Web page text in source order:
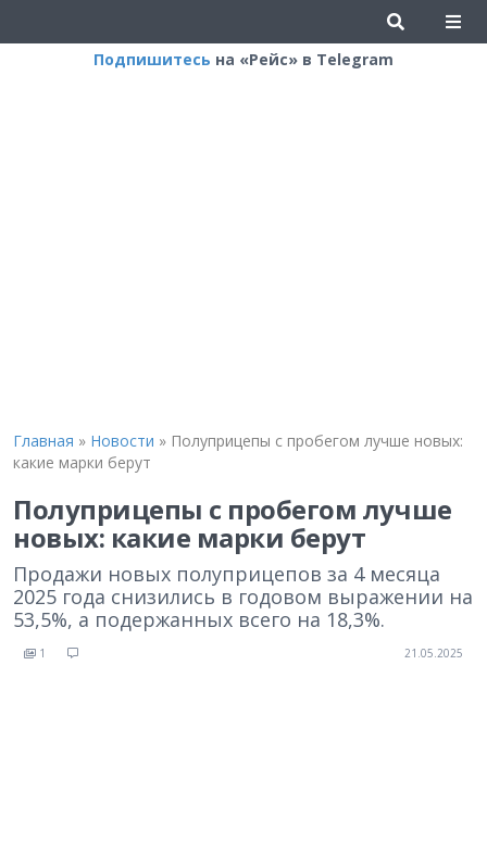
Подпишитесь на «Рейс» в Telegram
Главная » Новости » Полуприцепы с пробегом лучше новых:
какие марки берут
Полуприцепы с пробегом лучше
новых: какие марки берут
Продажи новых полуприцепов за 4 месяца
2025 года снизились в годовом выражении на
53,5%, а подержанных всего на 18,3%.
1 21.05.2025